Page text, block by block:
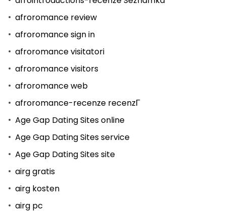
afroromance review
afroromance sign in
afroromance visitatori
afroromance visitors
afroromance web
afroromance-recenze recenzГ­
Age Gap Dating Sites online
Age Gap Dating Sites service
Age Gap Dating Sites site
airg gratis
airg kosten
airg pc